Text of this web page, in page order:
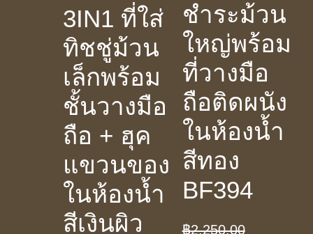
3IN1 ที่ใส่
ทิชชู่ม้วน
เล็กพร้อม
ชั้นวางมือ
ถือ + ฮุค
แขวนของ
ในห้องน้ำ
สีเงินผิว
ชําระม้วน
ใหญ่พร้อม
ที่วางมือ
ถือติดผนัง
ในห้องน้ำ
สีทอง
BF394
฿2,250.00